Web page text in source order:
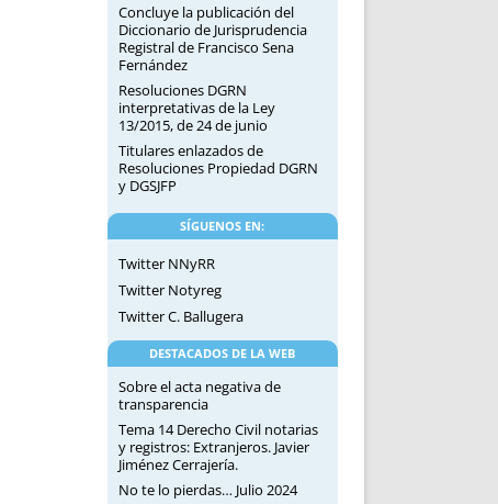
Concluye la publicación del
Diccionario de Jurisprudencia
Registral de Francisco Sena
Fernández
Resoluciones DGRN
interpretativas de la Ley
13/2015, de 24 de junio
Titulares enlazados de
Resoluciones Propiedad DGRN
y DGSJFP
SÍGUENOS EN:
Twitter NNyRR
Twitter Notyreg
Twitter C. Ballugera
DESTACADOS DE LA WEB
Sobre el acta negativa de
transparencia
Tema 14 Derecho Civil notarias
y registros: Extranjeros. Javier
Jiménez Cerrajería.
No te lo pierdas… Julio 2024